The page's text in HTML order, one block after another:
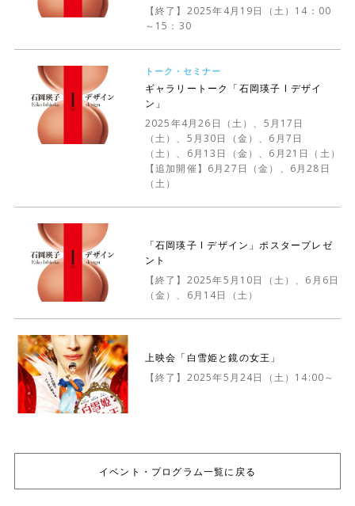
【終了】2025年4月19日（土）14：00
～15：30
トーク・セミナー
ギャラリートーク「石岡瑛子 I デザイ
ン」
2025年4月26日（土）、5月17日
（土）、5月30日（金）、6月7日
（土）、6月13日（金）、6月21日（土）
【追加開催】6月27日（金）、6月28日
（土）
「石岡瑛子 I デザイン」ポスタープレゼ
ント
【終了】2025年5月10日（土）、6月6日
（金）、6月14日（土）
上映会「白雪姫と鏡の女王」
【終了】2025年5月24日（土）14:00～
イベント・プログラム一覧に戻る